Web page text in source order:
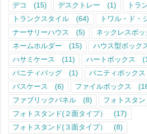
デコ
(15) デスクトレー (1) トラ
トランクスタイル
(64) トワル・ド・
ナーサリーハウス
(5) ネックレスボッ
ネームホルダー
(15) ハウス型ボック
ハサミケース
(11) ハートボックス
バニティバッグ
(1) バニティボックス
パスケース
(6) ファイルボックス
ファブリックパネル
(8) フォトスタン
フォトスタンド(２面タイプ）
(17)
フォトスタンド(３面タイプ）
(8)